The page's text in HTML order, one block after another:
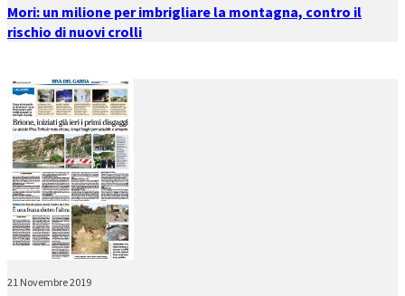
Mori: un milione per imbrigliare la montagna, contro il
rischio di nuovi crolli
21 Novembre 2019